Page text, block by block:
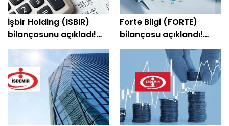
İşbir Holding (ISBIR)
bilançosunu açıkladı!
Şirket yeniden kara
Forte Bilgi (FORTE)
bilançosu açıklandı!
Şirket yeniden kâra